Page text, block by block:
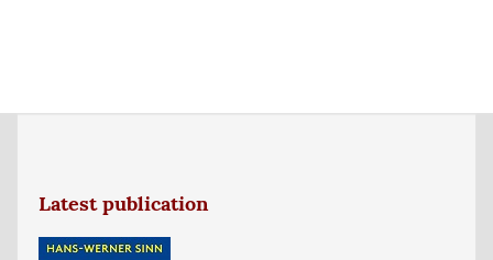
Latest publication